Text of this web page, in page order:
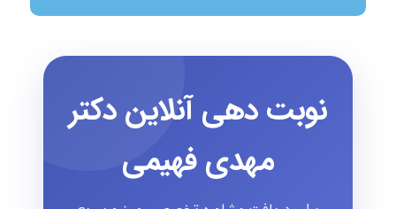
نوبت دهی آنلاین دکتر
مهدی فهیمی